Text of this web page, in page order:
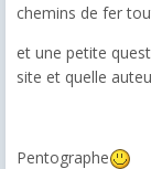
chemins de fer
et une petite
site et quelle
Pentographe